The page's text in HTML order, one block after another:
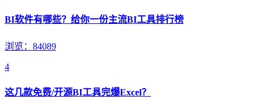
BI软件有哪些？给你一份主流BI工具排行榜
浏览：84089
4
这几款免费/开源BI工具完爆Excel？